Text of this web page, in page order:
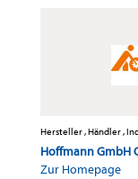
Hersteller , Händler ,
Hoffmann GmbH
Zur Homepage